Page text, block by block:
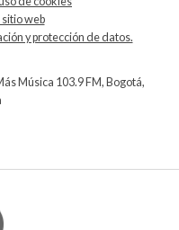
web
y protección de datos.
Música 103.9 FM, Bogotá,